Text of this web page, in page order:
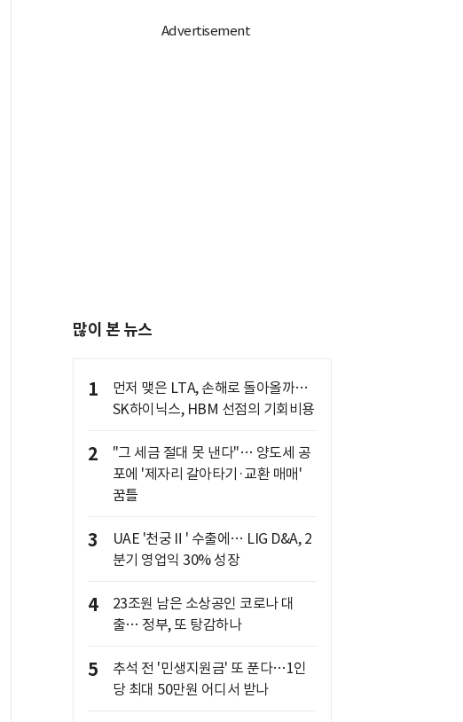
많이 본 뉴스
1
먼저 맺은 LTA, 손해로 돌아올까…
SK하이닉스, HBM 선점의 기회비용
2
"그 세금 절대 못 낸다"… 양도세 공
포에 '제자리 갈아타기·교환 매매'
꿈틀
3
UAE '천궁Ⅱ' 수출에… LIG D&A, 2
분기 영업익 30% 성장
4
23조원 남은 소상공인 코로나 대
출… 정부, 또 탕감하나
5
추석 전 '민생지원금' 또 푼다…1인
당 최대 50만원 어디서 받나